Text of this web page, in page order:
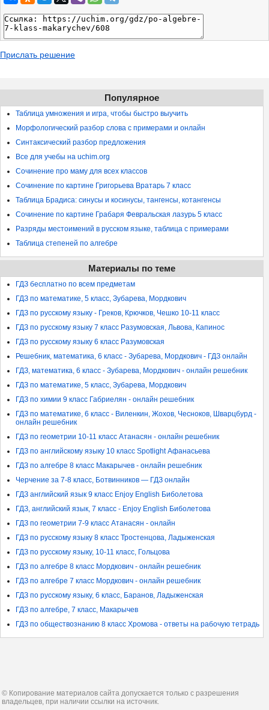
Прислать решение
Популярное
Таблица умножения и игра, чтобы быстро выучить
Морфологический разбор слова с примерами и онлайн
Синтаксический разбор предложения
Все для учебы на uchim.org
Сочинение про маму для всех классов
Сочинение по картине Григорьева Вратарь 7 класс
Таблица Брадиса: синусы и косинусы, тангенсы, котангенсы
Сочинение по картине Грабаря Февральская лазурь 5 класс
Разряды местоимений в русском языке, таблица с примерами
Таблица степеней по алгебре
Материалы по теме
ГДЗ бесплатно по всем предметам
ГДЗ по математике, 5 класс, Зубарева, Мордкович
ГДЗ по русскому языку - Греков, Крючков, Чешко 10-11 класс
ГДЗ по русскому языку 7 класс Разумовская, Львова, Капинос
ГДЗ по русскому языку 6 класс Разумовская
Решебник, математика, 6 класс - Зубарева, Мордкович - ГДЗ онлайн
ГДЗ, математика, 6 класс - Зубарева, Мордкович - онлайн решебник
ГДЗ по математике, 5 класс, Зубарева, Мордкович
ГДЗ по химии 9 класс Габриелян - онлайн решебник
ГДЗ по математике, 6 класс - Виленкин, Жохов, Чесноков, Шварцбурд -
онлайн решебник
ГДЗ по геометрии 10-11 класс Атанасян - онлайн решебник
ГДЗ по английскому языку 10 класс Spotlight Афанасьева
ГДЗ по алгебре 8 класс Макарычев - онлайн решебник
Черчение за 7-8 класс, Ботвинников — ГДЗ онлайн
ГДЗ английский язык 9 класс Enjoy English Биболетова
ГДЗ, английский язык, 7 класс - Enjoy English Биболетова
ГДЗ по геометрии 7-9 класс Атанасян - онлайн
ГДЗ по русскому языку 8 класс Тростенцова, Ладыженская
ГДЗ по русскому языку, 10-11 класс, Гольцова
ГДЗ по алгебре 8 класс Мордкович - онлайн решебник
ГДЗ по алгебре 7 класс Мордкович - онлайн решебник
ГДЗ по русскому языку, 6 класс, Баранов, Ладыженская
ГДЗ по алгебре, 7 класс, Макарычев
ГДЗ по обществознанию 8 класс Хромова - ответы на рабочую тетрадь
© Копирование материалов сайта допускается только с разрешения
владельцев, при наличии ссылки на источник.